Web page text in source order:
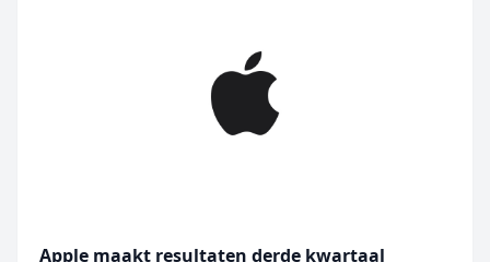
Apple maakt resultaten derde kwartaal